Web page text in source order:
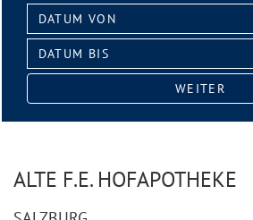
Datum
von:
Datum
bis:
WEITER
ALTE F.E. HOFAPOTHEKE